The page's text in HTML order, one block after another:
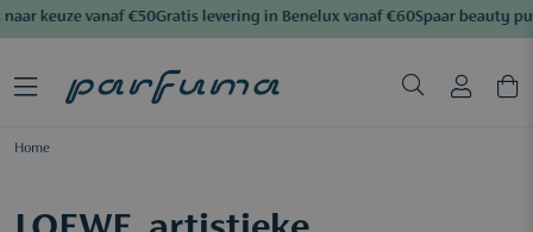
keuze vanaf €50Gratis levering in Benelux vanaf €60Spaar beauty
Home